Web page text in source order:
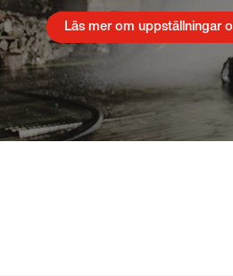
Läs mer om uppställningar